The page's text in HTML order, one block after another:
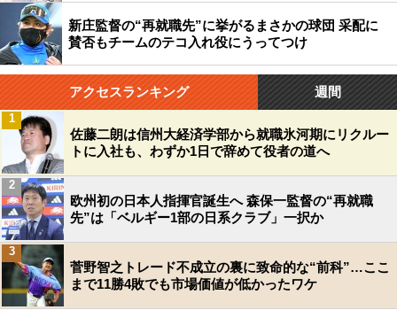
新庄監督の“再就職先”に挙がるまさかの球団 采配に
賛否もチームのテコ入れ役にうってつけ
アクセスランキング 週間
佐藤二朗は信州大経済学部から就職氷河期にリクルー
トに入社も、わずか1日で辞めて役者の道へ
1
欧州初の日本人指揮官誕生へ 森保一監督の“再就職
先”は「ベルギー1部の日系クラブ」一択か
2
菅野智之トレード不成立の裏に致命的な“前科”…ここ
まで11勝4敗でも市場価値が低かったワケ
3